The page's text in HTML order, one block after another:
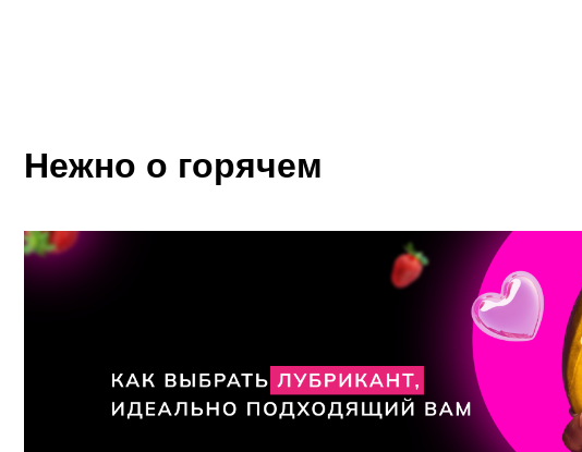
Нежно о горячем